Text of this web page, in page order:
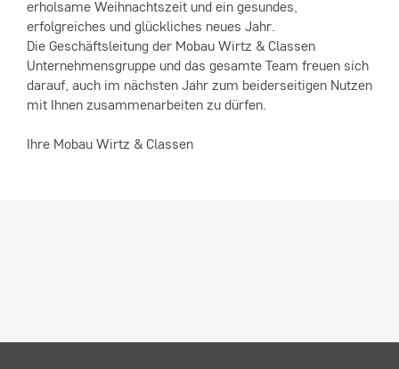
erholsame Weihnachtszeit und ein gesundes,
erfolgreiches und glückliches neues Jahr.
Die Geschäftsleitung der Mobau Wirtz & Classen
Unternehmensgruppe und das gesamte Team freuen sich
darauf, auch im nächsten Jahr zum beiderseitigen Nutzen
mit Ihnen zusammenarbeiten zu dürfen.
Ihre Mobau Wirtz & Classen